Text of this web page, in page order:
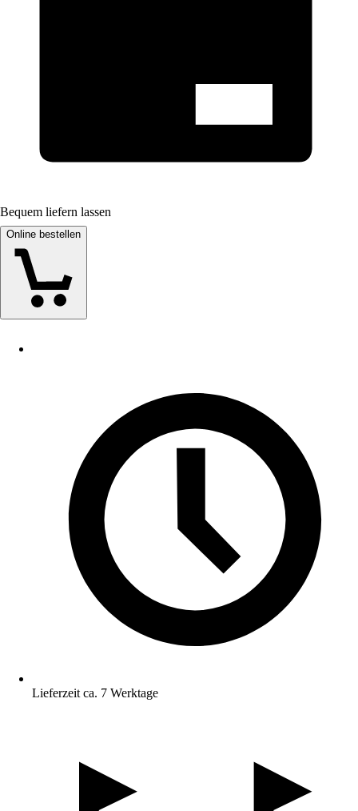
Bequem liefern lassen
Online bestellen
Lieferzeit ca. 7 Werktage